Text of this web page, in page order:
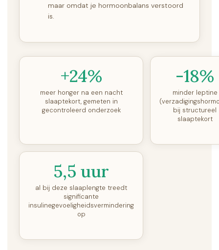
maar omdat je hormoonbalans verstoord
is.
+24%
meer honger na een nacht
slaaptekort, gemeten in
gecontroleerd onderzoek
-18%
minder leptine
bij structureel
slaaptekort
5,5 uur
al bij deze slaaplengte treedt
significante
insulinegevoeligheidsvermindering
op